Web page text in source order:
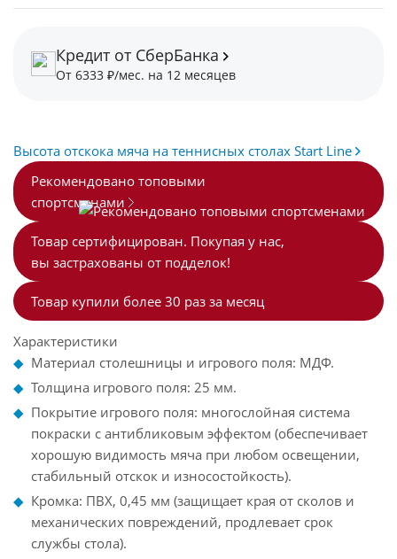
Рекомендовано топовыми
спортсменами
Товар сертифицирован. Покупая у нас,
вы застрахованы от подделок!
Товар купили более 30 раз за месяц
Характеристики
Материал столешницы и игрового поля: МДФ.
Толщина игрового поля: 25 мм.
Покрытие игрового поля: многослойная система
покраски с антибликовым эффектом (обеспечивает
хорошую видимость мяча при любом освещении,
стабильный отскок и износостойкость).
Кромка: ПВХ, 0,45 мм (защищает края от сколов и
механических повреждений, продлевает срок
службы стола).
Кредит от СберБанка
От 6333 ₽/мес. на 12 месяцев
Высота отскока мяча на теннисных столах Start Line